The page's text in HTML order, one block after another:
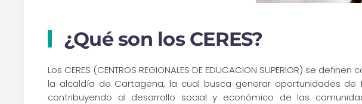
¿Qué son los CERES?
Los CERES (CENTROS REGIONALES DE EDUCACION SUPERIOR) se
la alcaldía de Cartagena, la cual busca generar oportunidades
contribuyendo al desarrollo social y económico de las